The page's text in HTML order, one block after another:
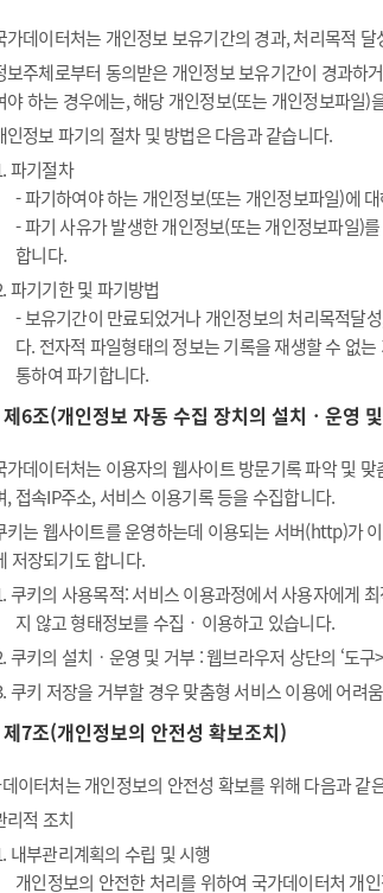
데이터처는 개인정보 보유기간의 경과, 처리목적
주체로부터 동의받은 개인정보 보유기간이 경과하
야 하는 경우에는, 해당 개인정보(또는 개인정보파일
정보 파기의 절차 및 방법은 다음과 같습니다.
파기절차
- 파기하여야 하는 개인정보(또는 개인정보파일)에
- 파기 사유가 발생한 개인정보(또는 개인정보파일)
합니다.
파기기한 및 파기방법
- 보유기간이 만료되었거나 개인정보의 처리목적달
다. 전자적 파일형태의 정보는 기록을 재생할 수 없
통하여 파기합니다.
제6조(개인정보 자동 수집 장치의 설치ㆍ운영
데이터처는 이용자의 웹사이트 방문기록 파악 및 맞
, 접속IP주소, 서비스 이용기록 등을 수집합니다.
는 웹사이트를 운영하는데 이용되는 서버(http)가
저장되기도 합니다.
쿠키의 사용목적: 서비스 이용과정에서 사용자에게
지 않고 형태정보를 수집‧이용하고 있습니다.
쿠키의 설치ㆍ운영 및 거부 : 웹브라우저 상단의 ‘도
쿠키 저장을 거부할 경우 맞춤형 서비스 이용에 어려
제7조(개인정보의 안전성 확보조치)
이터처는 개인정보의 안전성 확보를 위해 다음과 같
적 조치
내부관리계획의 수립 및 시행
개인정보의 안전한 처리를 위하여 국가데이터처 개